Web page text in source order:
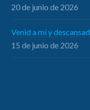
20 de junio de 2026
Venid a mí y descansad
15 de junio de 2026